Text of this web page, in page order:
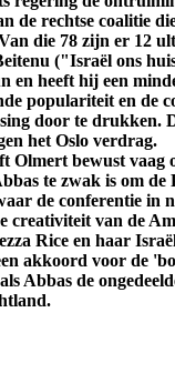
de rechtse coalitie
die 78 zijn er 12
("Israël ons
en heeft hij een
populariteit en de
door te drukken.
het Oslo verdrag.
Olmert bewust vaag
te zwak is om
de conferentie in
creativiteit van de
Rice en haar
akkoord voor de
Abbas de